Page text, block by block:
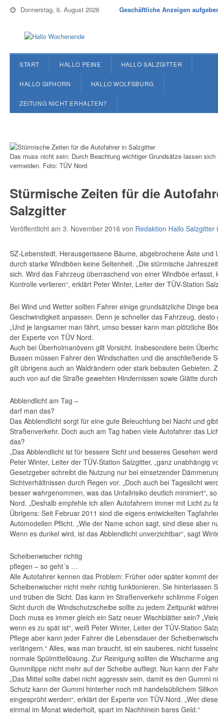
Donnerstag, 6. August 2026 Geschäftliche Anzeigen
START HALLO PEINE HALLO SALZGITTER
HALLO GIFHORN HALLO WOLFSBURG
ZEITUNG NICHT ERHALTEN?
Das muss nicht sein: Durch Beachtung wichtiger Grundsätze lassen
vermeiden. Foto: TÜV Nord
Stürmische Zeiten für die
Salzgitter
Veröffentlicht am 3. November 2016 von Redaktion Hallo Salzgitter
SZ-Lebenstedt. Herausgerissene Bäume, abgebrochene Äste und
durch starke Windböen keine Seltenheit. „Die stürmische
sich. Wird das Fahrzeug überraschend von einer Windböe erfasst,
Kontrolle verlieren“, erklärt Peter Winter, Leiter der TÜV-Station
Bei Wind und Wetter sollten Fahrer einige grundsätzliche Dinge
Geschwindigkeit anpassen. Denn je schneller das Fahrzeug,
„Und je langsamer man fährt, umso besser kann man plötzliche
der Experte von TÜV Nord.
Auch bei Überholmanövern gilt Vorsicht. Insbesondere beim
Bussen müssen Fahrer den Windschatten und die anschließende
gilt übrigens auch an Waldrändern oder stark bebauten Gebieten.
auch von auf die Straße gewehten Hindernissen sowie Glätte
Abblendlicht am Tag –
darf man das?
Das Abblendlicht sorgt für eine gute Beleuchtung bei Nacht und
Straßenverkehr. Doch auch am Tag haben viele Autofahrer das
das?
„Das Abblendlicht ist für bessere Sicht und besseres Gesehen
Peter Winter, Leiter der TÜV-Station Salzgitter, „ganz unabhängig
Gesetzgeber schreibt die Nutzung nur bei einsetzender
Sichtverhältnissen durch Regen vor. „Doch auch bei Tageslicht
besser wahrgenommen, was das Unfallrisiko deutlich minimiert“,
Nord. „Deshalb empfehle ich allen Autofahrern immer mit Licht zu
Übrigens: Seit Februar 2011 sind die eigens entwickelten
Automodellen Pflicht. „Wie der Name schon sagt, sind diese aber
Wenn es dunkel wird, ist das Abblendlicht unverzichtbar“, sagt
Scheibenwischer richtig
pflegen – so geht´s …
Alle Autofahrer kennen das Problem: Früher oder später kommt
Scheibenwischer nicht mehr richtig funktionieren. Sie hinterlassen
und trüben die Sicht. Das kann im Straßenverkehr schlimme
Sicht durch die Windschutzscheibe sollte zu jedem Zeitpunkt
Doch muss es immer gleich ein Satz neuer Wischblätter sein?
wenn es zu spät ist“, weiß Peter Winter, Leiter der TÜV-Station
Pflege aber kann jeder Fahrer die Lebensdauer der
verlängern.“ Alles, was man braucht, ist ein sauberes, nicht
normale Spülmittellösung. Zur Reinigung sollten die Wischarme
Gummilippe nicht mehr auf der Scheibe aufliegt. Nun kann der
„Das Mittel sollte dabei nicht aggressiv sein, damit es den Gummi
Schutz kann der Gummi hinterher noch mit handelsüblichem
eingesprüht werden“, erklärt der Experte von TÜV-Nord. „Wer
einmal im Monat wiederholt, spart im Nachhinein bares Geld.“